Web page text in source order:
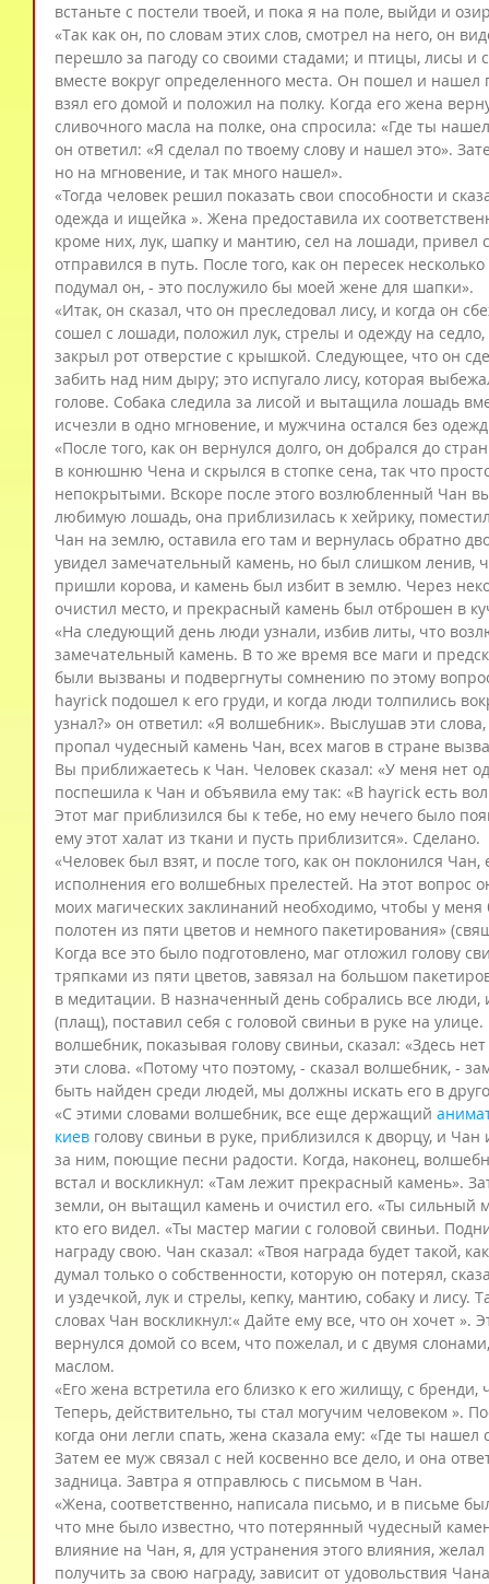
встаньте с постели твоей, и пока я на поле, выйди и
«Так как он, по словам этих слов, смотрел на него, он
перешло за пагоду со своими стадами; и птицы, лисы
вместе вокруг определенного места. Он пошел и
взял его домой и положил на полку. Когда его жена
сливочного масла на полке, она спросила: «Где ты
он ответил: «Я сделал по твоему слову и нашел это».
но на мгновение, и так много нашел».
«Тогда человек решил показать свои способности и
одежда и ищейка ». Жена предоставила их
кроме них, лук, шапку и мантию, сел на лошади, привел
отправился в путь. После того, как он пересек
подумал он, - это послужило бы моей жене для шапки».
«Итак, он сказал, что он преследовал лису, и когда он
сошел с лошади, положил лук, стрелы и одежду на
закрыл рот отверстие с крышкой. Следующее, что он
забить над ним дыру; это испугало лису, которая
голове. Собака следила за лисой и вытащила лошадь
исчезли в одно мгновение, и мужчина остался без
«После того, как он вернулся долго, он добрался до
в конюшню Чена и скрылся в стопке сена, так что
непокрытыми. Вскоре после этого возлюбленный Чан
любимую лошадь, она приблизилась к хейрику,
Чан на землю, оставила его там и вернулась обратно
увидел замечательный камень, но был слишком ленив,
пришли корова, и камень был избит в землю. Через
очистил место, и прекрасный камень был отброшен в
«На следующий день люди узнали, избив литы, что
замечательный камень. В то же время все маги и
были вызваны и подвергнуты сомнению по этому
hayrick подошел к его груди, и когда люди толпились
узнал?» он ответил: «Я волшебник». Выслушав эти
пропал чудесный камень Чан, всех магов в стране
Вы приближаетесь к Чан. Человек сказал: «У меня нет
поспешила к Чан и объявила ему так: «В hayrick есть
Этот маг приблизился бы к тебе, но ему нечего было
ему этот халат из ткани и пусть приблизится». Сделано.
«Человек был взят, и после того, как он поклонился
исполнения его волшебных прелестей. На этот вопрос
моих магических заклинаний необходимо, чтобы у
полотен из пяти цветов и немного пакетирования»
Когда все это было подготовлено, маг отложил голову
тряпками из пяти цветов, завязал на большом
в медитации. В назначенный день собрались все люди,
(плащ), поставил себя с головой свиньи в руке на
волшебник, показывая голову свиньи, сказал: «Здесь
эти слова. «Потому что поэтому, - сказал волшебник, -
быть найден среди людей, мы должны искать его в
«С этими словами волшебник, все еще держащий
киев голову свиньи в руке, приблизился к дворцу, и
за ним, поющие песни радости. Когда, наконец,
встал и воскликнул: «Там лежит прекрасный камень».
земли, он вытащил камень и очистил его. «Ты сильный
кто его видел. «Ты мастер магии с головой свиньи.
награду свою. Чан сказал: «Твоя награда будет такой,
думал только о собственности, которую он потерял,
и уздечкой, лук и стрелы, кепку, мантию, собаку и
словах Чан воскликнул:« Дайте ему все, что он хочет
вернулся домой со всем, что пожелал, и с двумя
маслом.
«Его жена встретила его близко к его жилищу, с
Теперь, действительно, ты стал могучим человеком ».
когда они легли спать, жена сказала ему: «Где ты нашел
Затем ее муж связал с ней косвенно все дело, и она
задница. Завтра я отправлюсь с письмом в Чан.
«Жена, соответственно, написала письмо, и в письме
что мне было известно, что потерянный чудесный
влияние на Чан, я, для устранения этого влияния,
получить за свою награду, зависит от удовольствия